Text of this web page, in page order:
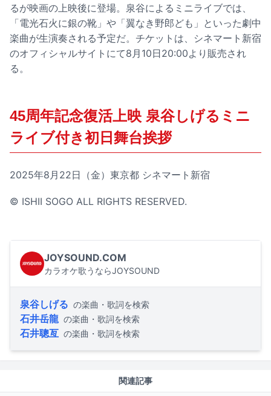
るが映画の上映後に登場。泉谷によるミニライブでは、
「電光石火に銀の靴」や「翼なき野郎ども」といった劇中
楽曲が生演奏される予定だ。チケットは、シネマート新宿
のオフィシャルサイトにて8月10日20:00より販売され
る。
45周年記念復活上映 泉谷しげるミニ
ライブ付き初日舞台挨拶
2025年8月22日（金）東京都 シネマート新宿
© ISHII SOGO ALL RIGHTS RESERVED.
JOYSOUND.COM
カラオケ歌うならJOYSOUND
泉谷しげる の楽曲・歌詞を検索
石井岳龍 の楽曲・歌詞を検索
石井聰亙 の楽曲・歌詞を検索
関連記事